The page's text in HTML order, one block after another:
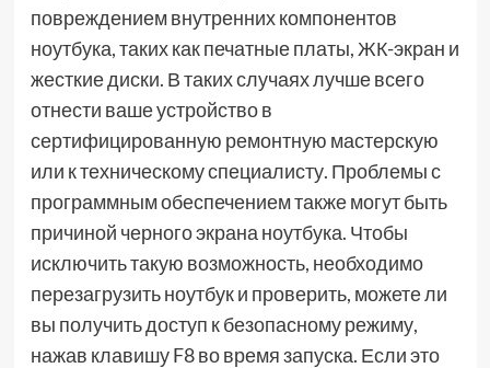
повреждением внутренних компонентов
ноутбука, таких как печатные платы, ЖК-экран и
жесткие диски. В таких случаях лучше всего
отнести ваше устройство в
сертифицированную ремонтную мастерскую
или к техническому специалисту. Проблемы с
программным обеспечением также могут быть
причиной черного экрана ноутбука. Чтобы
исключить такую возможность, необходимо
перезагрузить ноутбук и проверить, можете ли
вы получить доступ к безопасному режиму,
нажав клавишу F8 во время запуска. Если это